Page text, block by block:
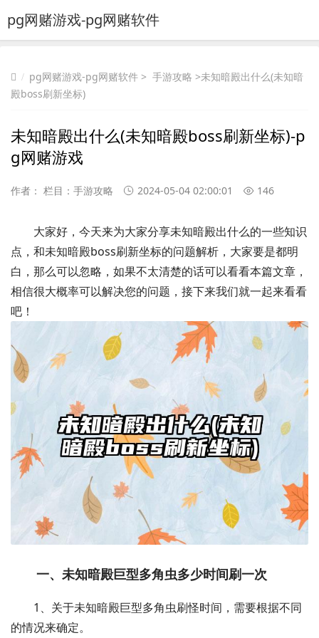
pg网赌游戏-pg网赌软件
pg网赌游戏-pg网赌软件 > 手游攻略 >未知暗殿出什么(未知暗
殿boss刷新坐标)
未知暗殿出什么(未知暗殿boss刷新坐标)-p
g网赌游戏
作者： 栏目： 手游攻略 2024-05-04 02:00:01 146
大家好，今天来为大家分享未知暗殿出什么的一些知识
点，和未知暗殿boss刷新坐标的问题解析，大家要是都明
白，那么可以忽略，如果不太清楚的话可以看看本篇文章，
相信很大概率可以解决您的问题，接下来我们就一起来看看
吧！
一、未知暗殿巨型多角虫多少时间刷一次
1、关于未知暗殿巨型多角虫刷怪时间，需要根据不同
的情况来确定。